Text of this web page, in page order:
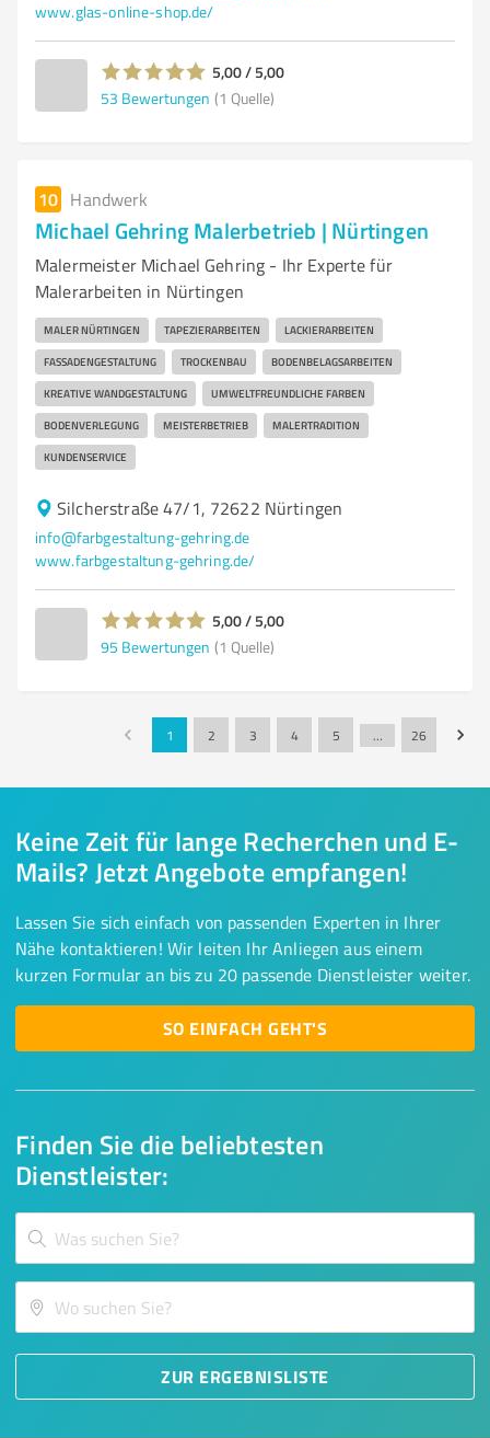
www.glas-online-shop.de/
5,00 / 5,00
53 Bewertungen (1 Quelle)
10 Handwerk
Michael Gehring Malerbetrieb | Nürtingen
Malermeister Michael Gehring - Ihr Experte für
Malerarbeiten in Nürtingen
MALER NÜRTINGEN TAPEZIERARBEITEN LACKIERARBEITEN
FASSADENGESTALTUNG TROCKENBAU BODENBELAGSARBEITEN
KREATIVE WANDGESTALTUNG UMWELTFREUNDLICHE FARBEN
BODENVERLEGUNG MEISTERBETRIEB MALERTRADITION
KUNDENSERVICE
Silcherstraße 47/1, 72622 Nürtingen
info@farbgestaltung-gehring.de
www.farbgestaltung-gehring.de/
5,00 / 5,00
95 Bewertungen (1 Quelle)
1 2 3 4 5 … 26
Finden Sie die beliebtesten
Dienstleister:
ZUR ERGEBNISLISTE
Keine Zeit für lange Recherchen und E-
Mails? Jetzt Angebote empfangen!
Lassen Sie sich einfach von passenden Experten in Ihrer
Nähe kontaktieren! Wir leiten Ihr Anliegen aus einem
kurzen Formular an bis zu 20 passende Dienstleister weiter.
SO EINFACH GEHT'S